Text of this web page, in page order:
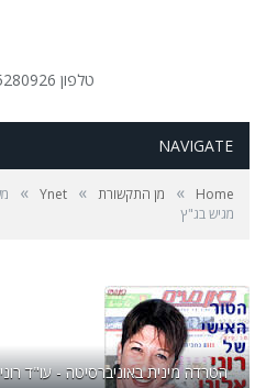
טלפון 03-5280926
NAVIGATE
Home
» מן התקשורת »
Ynet
»
מגיש בג"ץ
הטרדה מינית באוניברסיטה - עו"ד